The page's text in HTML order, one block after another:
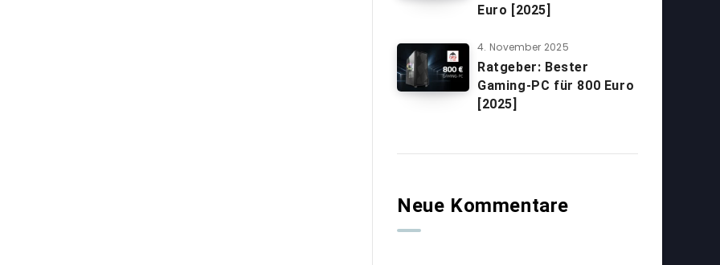
Euro [2025]
4. November 2025
Ratgeber: Bester
Gaming-PC für 800 Euro
[2025]
Neue Kommentare